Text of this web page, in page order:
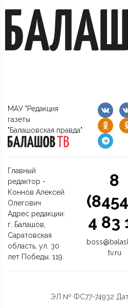
МАУ "Редакция
газеты
"Балашовская правда"
Главный
редактор -
Коннов Алексей
Олегович
Адрес редакции:
г. Балашов,
Саратовская
область, ул. 30
лет Победы, 119.
8
4 83
tv.ru
ЭЛ № ФС77-74932